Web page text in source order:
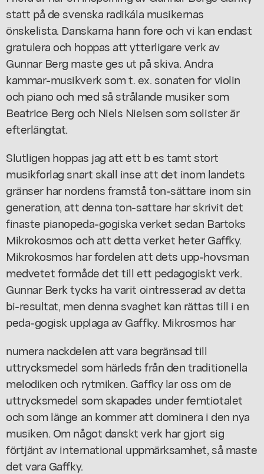
statt på de svenska radikála musikernas
önskelista. Danskarna hann fore och vi kan endast
gratulera och hoppas att ytterligare verk av
Gunnar Berg maste ges ut på skiva. Andra
kammar-musikverk som t. ex. sonaten for violin
och piano och med så strålande musiker som
Beatrice Berg och Niels Nielsen som solister är
efterlängtat.
Slutligen hoppas jag att ett b es tamt stort
musikforlag snart skall inse att det inom landets
gränser har nordens framstå ton-sättare inom sin
generation, att denna ton-sattare har skrivit det
finaste pianopeda-gogiska verket sedan Bartoks
Mikrokosmos och att detta verket heter Gaffky.
Mikrokosmos har fordelen att dets upp-hovsman
medvetet formåde det till ett pedagogiskt verk.
Gunnar Berk tycks ha varit ointresserad av detta
bi-resultat, men denna svaghet kan rättas till i en
peda-gogisk upplaga av Gaffky. Mikrosmos har
numera nackdelen att vara begränsad till
uttrycksmedel som härleds från den traditionella
melodiken och rytmiken. Gaffky lar oss om de
uttrycksmedel som skapades under femtiotalet
och som länge an kommer att dominera i den nya
musiken. Om något danskt verk har gjort sig
förtjänt av international uppmärksamhet, så maste
det vara Gaffky.